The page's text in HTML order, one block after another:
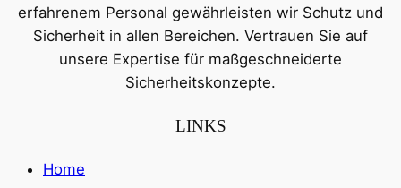
erfahrenem Personal gewährleisten wir Schutz und
Sicherheit in allen Bereichen. Vertrauen Sie auf
unsere Expertise für maßgeschneiderte
Sicherheitskonzepte.
LINKS
Home